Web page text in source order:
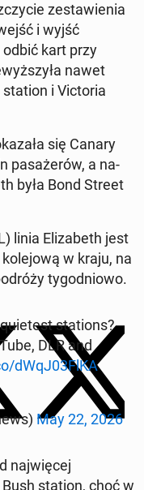
zestaw­ienia
i wyjść
kart przy
nawet
i Vic­to­ria
się Canary
pasażerów, a na­
była Bond Street
linia Eliz­a­beth jest
w kraju, na
ty­god­niowo.
sta­tions?
DLR and
dWqJ03FlKA
May 22, 2026
na­jwięcej
station, choć w